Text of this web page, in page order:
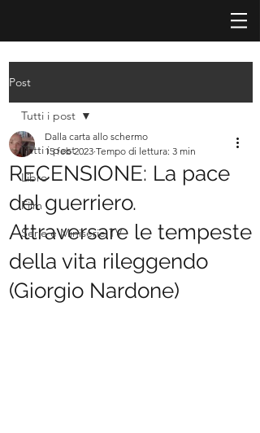
Post
Tutti i post
Libro
Film
Serie e Miniserie TV
Tutti i post
RECENSIONE: La pace
del guerriero.
Attraversare le tempeste
della vita rileggendo
(Giorgio Nardone)
Dalla carta allo schermo
15 feb 2023 Tempo di lettura: 3 min